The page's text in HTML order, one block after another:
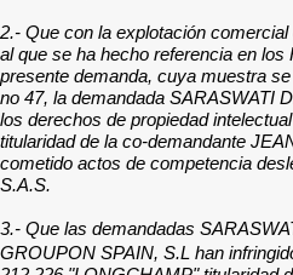
2.- Que con la explotación
al que se ha hecho referencia en
presente demanda, cuya muestra
no 47, la demandada SARASWATI
los derechos de propiedad
titularidad de la co-demandante
cometido actos de competencia
S.A.S.
3.- Que las demandadas
GROUPON SPAIN, S.L han